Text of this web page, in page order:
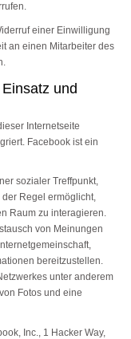
einer Einwilligung
an einen Mitarbeiter des
und
Internetseite
Facebook ist ein
sozialer Treffpunkt,
Regel ermöglicht,
Raum zu interagieren.
von Meinungen
bereitzustellen.
unter anderem
Fotos und eine
Inc., 1 Hacker Way,